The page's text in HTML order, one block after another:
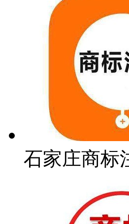
石家庄商标